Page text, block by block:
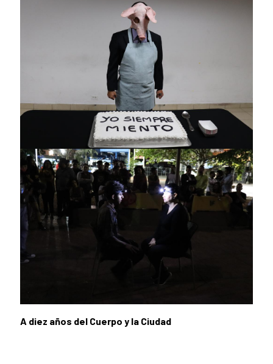
A diez años del Cuerpo y la Ciudad